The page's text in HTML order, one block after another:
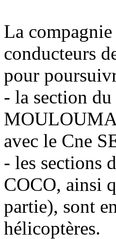
La
conducteurs
pour
- la section
avec le Cne
- les sections
COCO, ainsi
partie), sont
hélicoptères.